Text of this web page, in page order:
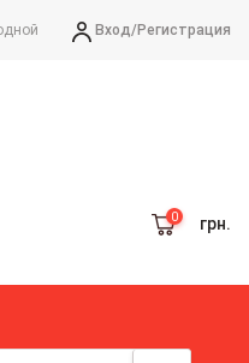
Вход/Регистрация
грн.